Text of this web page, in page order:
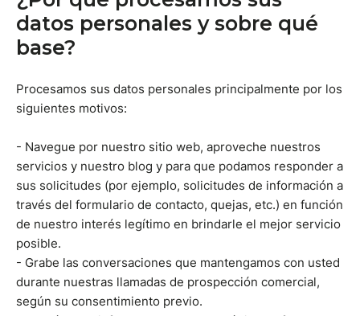
datos personales y sobre qué
base?
Procesamos sus datos personales principalmente por los
siguientes motivos:
- Navegue por nuestro sitio web, aproveche nuestros
servicios y nuestro blog y para que podamos responder a
sus solicitudes (por ejemplo, solicitudes de información a
través del formulario de contacto, quejas, etc.) en función
de nuestro interés legítimo en brindarle el mejor servicio
posible.
- Grabe las conversaciones que mantengamos con usted
durante nuestras llamadas de prospección comercial,
según su consentimiento previo.